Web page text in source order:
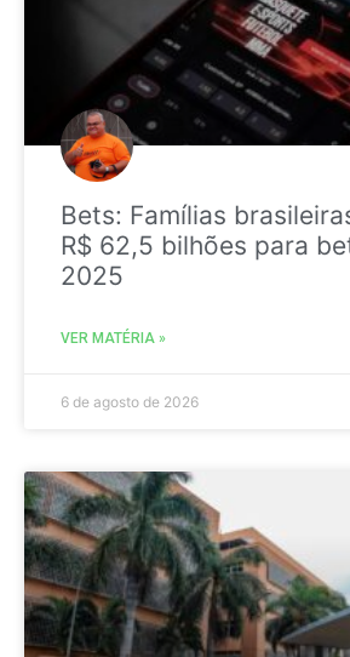
Bets: Famílias
R$ 62,5 bilhões para
2025
VER MATÉRIA »
6 de agosto de 2026